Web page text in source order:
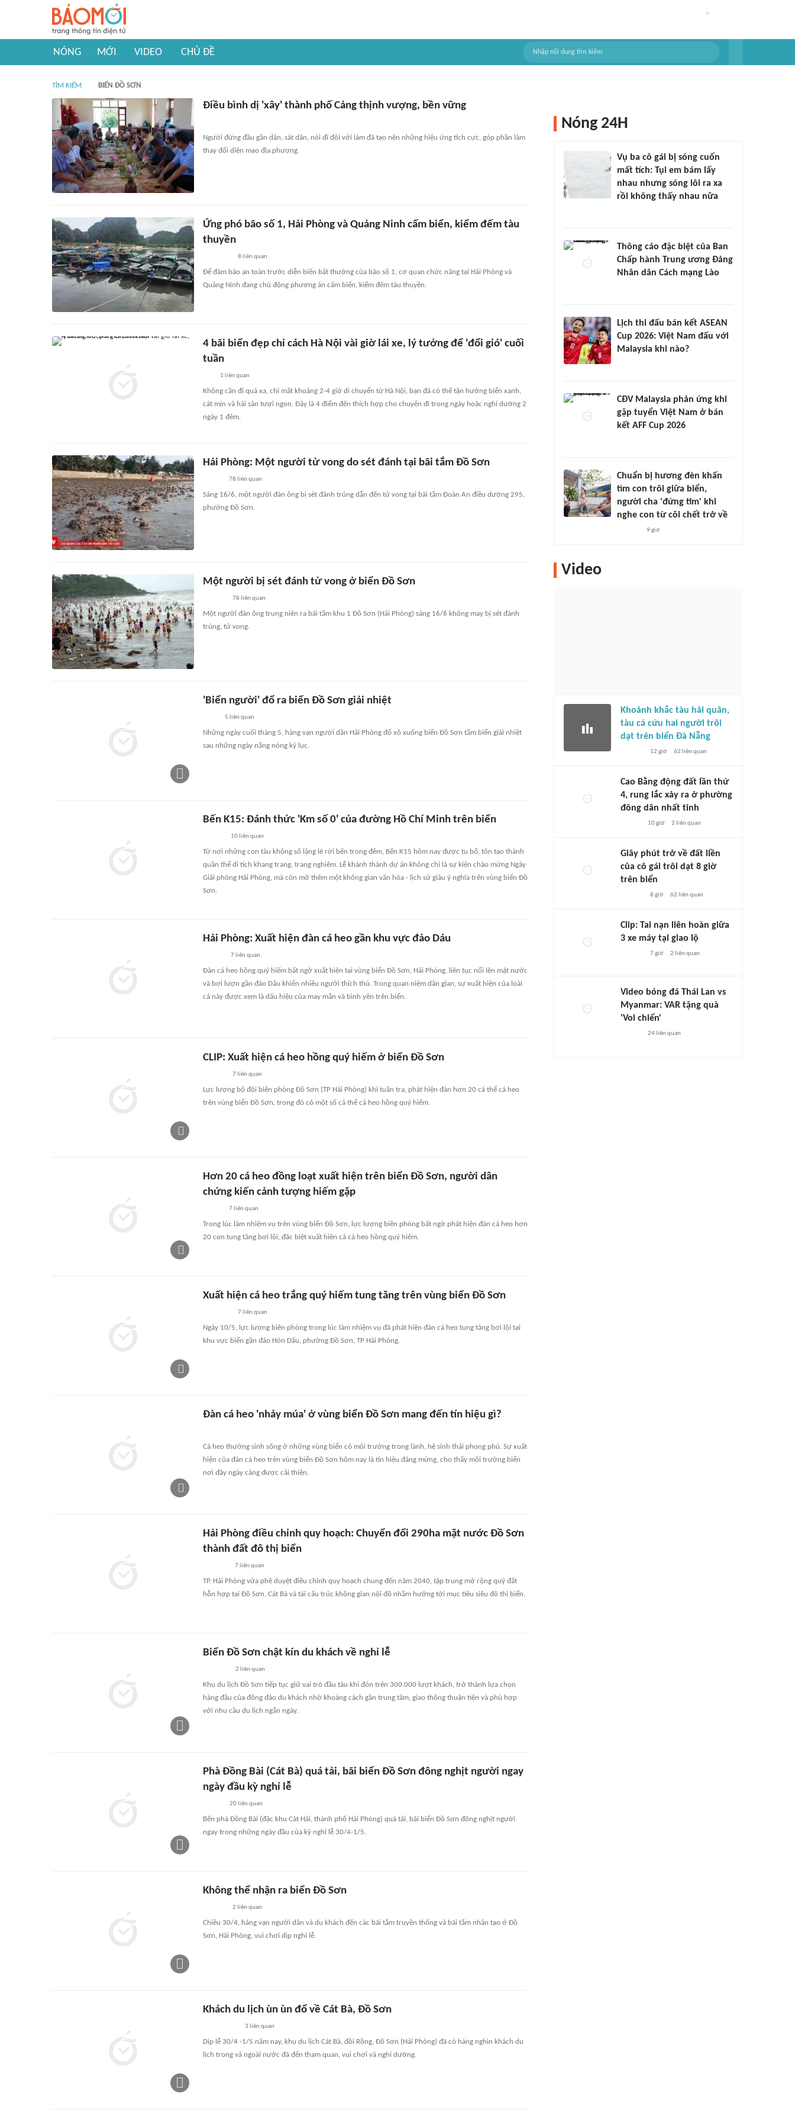
NÓNG MỚI VIDEO CHỦ ĐỀ
TÌM KIẾM BIỂN ĐỒ SƠN
Điều bình dị 'xây' thành phố Cảng thịnh vượng, bền vững
Người đứng đầu gần dân, sát dân, nói đi đôi với làm đã tạo nên những hiệu ứng tích cực, góp phần làm
thay đổi diện mạo địa phương.
Ứng phó bão số 1, Hải Phòng và Quảng Ninh cấm biển, kiểm đếm tàu
thuyền
8 liên quan
Để đảm bảo an toàn trước diễn biến bất thường của bão số 1, cơ quan chức năng tại Hải Phòng và
Quảng Ninh đang chủ động phương án cấm biển, kiểm đếm tàu thuyền.
4 bãi biển đẹp chỉ cách Hà Nội vài giờ lái xe, lý tưởng để 'đổi gió' cuối
tuần
1 liên quan
Không cần đi quá xa, chỉ mất khoảng 2-4 giờ di chuyển từ Hà Nội, bạn đã có thể tận hưởng biển xanh,
cát mịn và hải sản tươi ngon. Đây là 4 điểm đến thích hợp cho chuyến đi trong ngày hoặc nghỉ dưỡng 2
ngày 1 đêm.
Hải Phòng: Một người tử vong do sét đánh tại bãi tắm Đồ Sơn
78 liên quan
Sáng 16/6, một người đàn ông bị sét đánh trúng dẫn đến tử vong tại bãi tắm Đoàn An điều dưỡng 295,
phường Đồ Sơn.
Một người bị sét đánh tử vong ở biển Đồ Sơn
78 liên quan
Một người đàn ông trung niên ra bãi tắm khu 1 Đồ Sơn (Hải Phòng) sáng 16/6 không may bị sét đánh
trúng, tử vong.
'Biển người' đổ ra biển Đồ Sơn giải nhiệt
5 liên quan
Những ngày cuối tháng 5, hàng vạn người dân Hải Phòng đổ xô xuống biển Đồ Sơn tắm biển giải nhiệt
sau những ngày nắng nóng kỷ lục.
Bến K15: Đánh thức 'Km số 0' của đường Hồ Chí Minh trên biển
10liên quan
Từ nơi những con tàu không số lặng lẽ rời bến trong đêm, Bến K15 hôm nay được tu bổ, tôn tạo thành
quần thể di tích khang trang, trang nghiêm. Lễ khánh thành dự án không chỉ là sự kiện chào mừng Ngày
Giải phóng Hải Phòng, mà còn mở thêm một không gian văn hóa - lịch sử giàu ý nghĩa trên vùng biển Đồ
Sơn.
Hải Phòng: Xuất hiện đàn cá heo gần khu vực đảo Dáu
7liên quan
Đàn cá heo hồng quý hiếm bất ngờ xuất hiện tại vùng biển Đồ Sơn, Hải Phòng, liên tục nổi lên mặt nước
và bơi lượn gần đảo Dấu khiến nhiều người thích thú. Trong quan niệm dân gian, sự xuất hiện của loài
cá này được xem là dấu hiệu của may mắn và bình yên trên biển.
CLIP: Xuất hiện cá heo hồng quý hiếm ở biển Đồ Sơn
7liên quan
Lực lượng bộ đội biên phòng Đồ Sơn (TP Hải Phòng) khi tuần tra, phát hiện đàn hơn 20 cá thể cá heo
trên vùng biển Đồ Sơn, trong đó có một số cá thể cá heo hồng quý hiếm.
Hơn 20 cá heo đồng loạt xuất hiện trên biển Đồ Sơn, người dân
chứng kiến cảnh tượng hiếm gặp
7 liên quan
Trong lúc làm nhiệm vụ trên vùng biển Đồ Sơn, lực lượng biên phòng bất ngờ phát hiện đàn cá heo hơn
20 con tung tăng bơi lội, đặc biệt xuất hiện cả cá heo hồng quý hiếm.
Xuất hiện cá heo trắng quý hiếm tung tăng trên vùng biển Đồ Sơn
7liên quan
Ngày 10/5, lực lượng biên phòng trong lúc làm nhiệm vụ đã phát hiện đàn cá heo tung tăng bơi lội tại
khu vực biển gần đảo Hòn Dấu, phường Đồ Sơn, TP Hải Phòng.
Đàn cá heo 'nhảy múa' ở vùng biển Đồ Sơn mang đến tín hiệu gì?
Cá heo thường sinh sống ở những vùng biển có môi trường trong lành, hệ sinh thái phong phú. Sự xuất
hiện của đàn cá heo trên vùng biển Đồ Sơn hôm nay là tín hiệu đáng mừng, cho thấy môi trường biển
nơi đây ngày càng được cải thiện.
Hải Phòng điều chỉnh quy hoạch: Chuyển đổi 290ha mặt nước Đồ Sơn
thành đất đô thị biển
7 liên quan
TP. Hải Phòng vừa phê duyệt điều chỉnh quy hoạch chung đến năm 2040, tập trung mở rộng quỹ đất
hỗn hợp tại Đồ Sơn, Cát Bà và tái cấu trúc không gian nội đô nhằm hướng tới mục tiêu siêu đô thị biển.
Biển Đồ Sơn chật kín du khách về nghỉ lễ
2 liên quan
Khu du lịch Đồ Sơn tiếp tục giữ vai trò đầu tàu khi đón trên 300.000 lượt khách, trở thành lựa chọn
hàng đầu của đông đảo du khách nhờ khoảng cách gần trung tâm, giao thông thuận tiện và phù hợp
với nhu cầu du lịch ngắn ngày.
Phà Đồng Bài (Cát Bà) quá tải, bãi biển Đồ Sơn đông nghịt người ngay
ngày đầu kỳ nghỉ lễ
20liên quan
Bến phà Đồng Bài (đặc khu Cát Hải, thành phố Hải Phòng) quá tải, bãi biển Đồ Sơn đông nghịt người
ngay trong những ngày đầu của kỳ nghỉ lễ 30/4-1/5.
Không thể nhận ra biển Đồ Sơn
2 liên quan
Chiều 30/4, hàng vạn người dân và du khách đến các bãi tắm truyền thống và bãi tắm nhân tạo ở Đồ
Sơn, Hải Phòng, vui chơi dịp nghỉ lễ.
Khách du lịch ùn ùn đổ về Cát Bà, Đồ Sơn
3 liên quan
Dịp lễ 30/4 -1/5 năm nay, khu du lịch Cát Bà, đồi Rồng, Đồ Sơn (Hải Phòng) đã có hàng nghìn khách du
lịch trong và ngoài nước đã đến tham quan, vui chơi và nghỉ dưỡng.
Nóng 24H
Vụ ba cô gái bị sóng cuốn
mất tích: Tụi em bám lấy
nhau nhưng sóng lôi ra xa
rồi không thấy nhau nữa
Thông cáo đặc biệt của Ban
Chấp hành Trung ương Đảng
Nhân dân Cách mạng Lào
Lịch thi đấu bán kết ASEAN
Cup 2026: Việt Nam đấu với
Malaysia khi nào?
CĐV Malaysia phản ứng khi
gặp tuyển Việt Nam ở bán
kết AFF Cup 2026
Chuẩn bị hương đèn khấn
tìm con trôi giữa biển,
người cha 'đứng tim' khi
nghe con từ cõi chết trở về
9 giờ
Video
Khoảnh khắc tàu hải quân,
tàu cá cứu hai người trôi
dạt trên biển Đà Nẵng
12 giờ 62 liên quan
Cao Bằng động đất lần thứ
4, rung lắc xảy ra ở phường
đông dân nhất tỉnh
10 giờ 2 liên quan
Giây phút trở về đất liền
của cô gái trôi dạt 8 giờ
trên biển
8 giờ 62 liên quan
Clip: Tai nạn liên hoàn giữa
3 xe máy tại giao lộ
7 giờ 2 liên quan
Video bóng đá Thái Lan vs
Myanmar: VAR tặng quà
'Voi chiến'
24liên quan